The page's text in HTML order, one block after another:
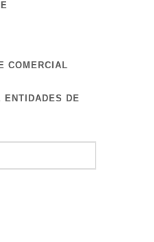
COMERCIAL
ENTIDADES DE